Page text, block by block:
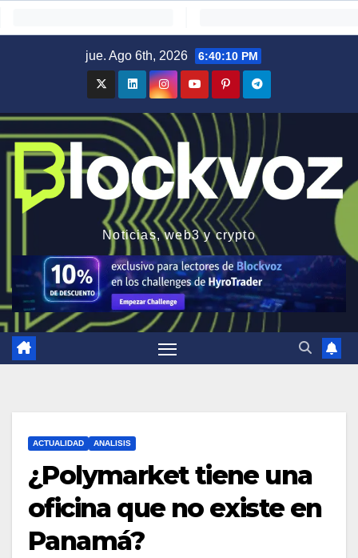
jue. Ago 6th, 2026 6:40:11 PM
Noticias, web3 y crypto
ACTUALIDAD ANALISIS
¿Polymarket tiene una
oficina que no existe en
Panamá?